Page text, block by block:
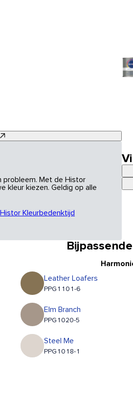
probleem. Met de Histor
kleur kiezen. Geldig op alle
Kleurbedenktijd
Leather Loafers
PPG1101-6
Elm Branch
PPG1020-5
Steel Me
PPG1018-1